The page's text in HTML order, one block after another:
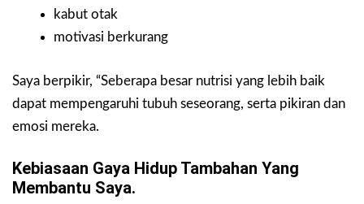
kabut otak
motivasi berkurang
Saya berpikir, “Seberapa besar nutrisi yang lebih baik
dapat mempengaruhi tubuh seseorang, serta pikiran dan
emosi mereka.
Kebiasaan Gaya Hidup Tambahan Yang
Membantu Saya.